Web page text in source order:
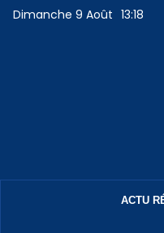
Dimanche 9 Août 13:18
ACTU